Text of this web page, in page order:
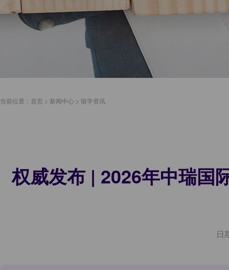
当前位置： 首页 > 新闻中心 > 留学资讯
权威发布 | 2026年中瑞国
日